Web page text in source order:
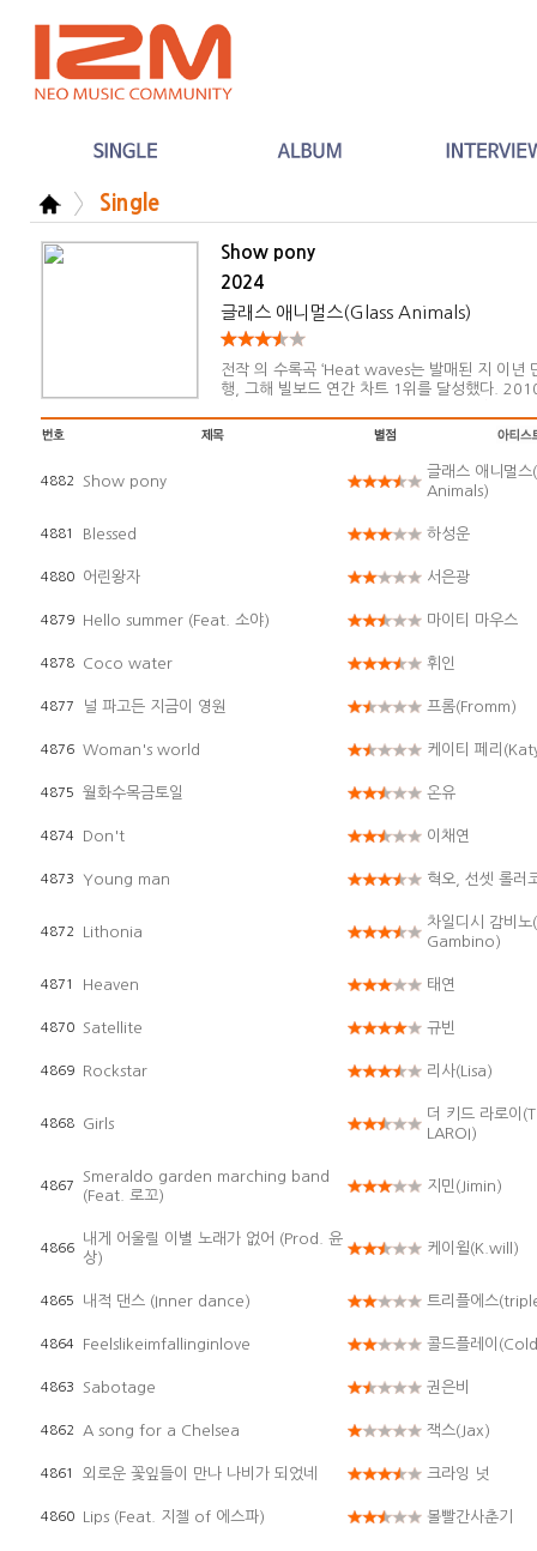
Single
Show pony
2024
글래스 애니멀스(Glass Animals)
전작 의 수록곡 ‘Heat waves는 발매된 지 이년
행, 그해 빌보드 연간 차트 1위를 달성했다.
까이.
4882 Show pony
글래스 애니멀스
Animals)
4881 Blessed 하성운
4880 어린왕자 서은광
4879 Hello summer (Feat. 소야) 마이티 마우스
4878 Coco water 휘인
4877 널 파고든 지금이 영원 프롬(Fromm)
4876 Woman's world 케이티 페리
4875 월화수목금토일 온유
4874 Don't 이채연
4873 Young man 혁오, 선셋 롤러
4872 Lithonia
차일디시 감비
Gambino)
4871 Heaven 태연
4870 Satellite 규빈
4869 Rockstar 리사(Lisa)
4868 Girls
더 키드 라로이
LAROI)
4867
Smeraldo garden marching band
(Feat. 로꼬)
지민(Jimin)
4866
내게 어울릴 이별 노래가 없어 (Prod. 윤
상)
케이윌(K.will)
4865 내적 댄스 (Inner dance) 트리플에스
4864 Feelslikeimfallinginlove 콜드플레이
4863 Sabotage 권은비
4862 A song for a Chelsea 잭스(Jax)
4861 외로운 꽃잎들이 만나 나비가 되었네 크라잉 넛
4860 Lips (Feat. 지젤 of 에스파) 볼빨간사춘기